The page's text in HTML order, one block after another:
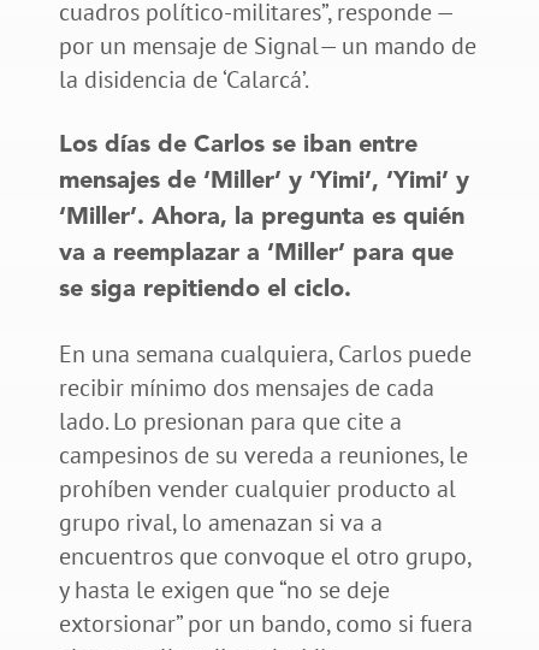
cuadros político-militares”, responde —
por un mensaje de Signal— un mando de
la disidencia de ‘Calarcá’.
Los días de Carlos se iban entre
mensajes de ‘Miller’ y ‘Yimi’, ‘Yimi’ y
‘Miller’. Ahora, la pregunta es quién
va a reemplazar a ‘Miller’ para que
se siga repitiendo el ciclo.
En una semana cualquiera, Carlos puede
recibir mínimo dos mensajes de cada
lado. Lo presionan para que cite a
campesinos de su vereda a reuniones, le
prohíben vender cualquier producto al
grupo rival, lo amenazan si va a
encuentros que convoque el otro grupo,
y hasta le exigen que “no se deje
extorsionar” por un bando, como si fuera